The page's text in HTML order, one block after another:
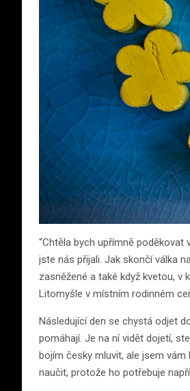
“Chtěla bych upřímně
jste nás přijali. Jak skončí válka
zasněžené a také když kvetou, v
Litomyšle v místním rodinném
Následující den se chystá odjet
pomáhají. Je na ní vidět dojetí,
bojím česky mluvit, ale jsem vám
naučit, protože ho potřebuje